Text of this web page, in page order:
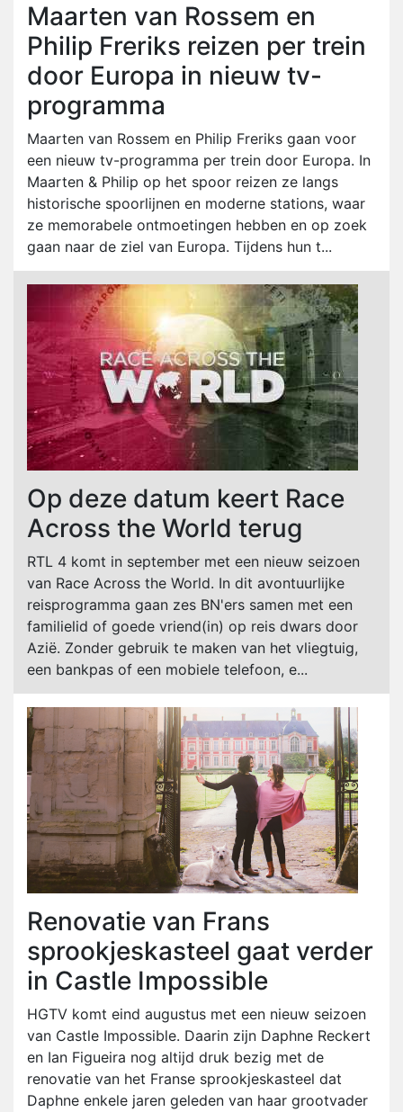
Maarten van Rossem en
Philip Freriks reizen per trein
door Europa in nieuw tv-
programma
Maarten van Rossem en Philip Freriks gaan voor
een nieuw tv-programma per trein door Europa. In
Maarten & Philip op het spoor reizen ze langs
historische spoorlijnen en moderne stations, waar
ze memorabele ontmoetingen hebben en op zoek
gaan naar de ziel van Europa. Tijdens hun t...
Op deze datum keert Race
Across the World terug
RTL 4 komt in september met een nieuw seizoen
van Race Across the World. In dit avontuurlijke
reisprogramma gaan zes BN'ers samen met een
familielid of goede vriend(in) op reis dwars door
Azië. Zonder gebruik te maken van het vliegtuig,
een bankpas of een mobiele telefoon, e...
Renovatie van Frans
sprookjeskasteel gaat verder
in Castle Impossible
HGTV komt eind augustus met een nieuw seizoen
van Castle Impossible. Daarin zijn Daphne Reckert
en Ian Figueira nog altijd druk bezig met de
renovatie van het Franse sprookjeskasteel dat
Daphne enkele jaren geleden van haar grootvader